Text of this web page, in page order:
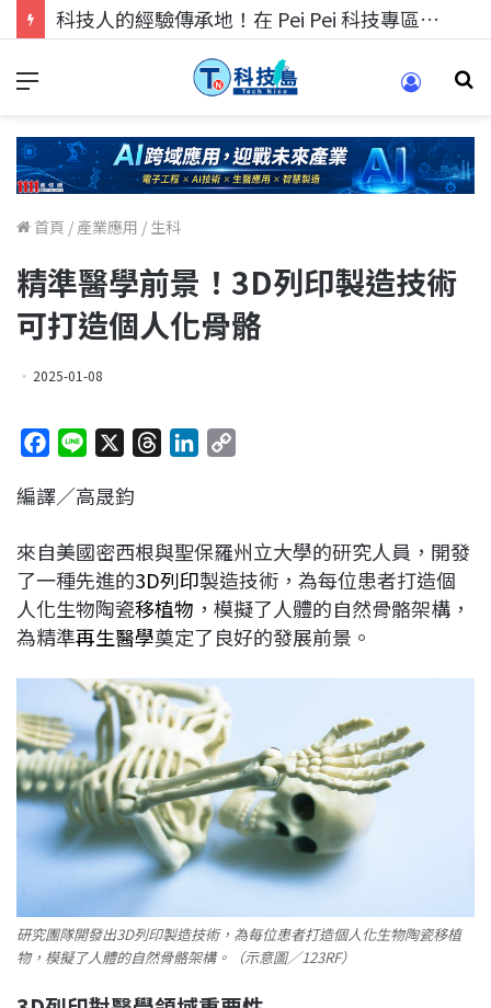
科技人找工作，就到TECH+ 科技專區!
首頁 / 產業應用 / 生科
精準醫學前景！3D列印製造技術
可打造個人化骨骼
2025-01-08
c
b
o
o
k
n
a
d
s
e
d
I
n
L
i
n
k
編譯／高晟鈞
來自美國密西根與聖保羅州立大學的研究人員，開發
了一種先進的3D列印製造技術，為每位患者打造個
人化生物陶瓷移植物 ，模擬了人體的自然骨骼架構，
為精準再生醫學奠定了良好的發展前景。
研究團隊開發出3D列印製造技術，為每位患者打造個人化生物陶瓷移植
物，模擬了人體的自然骨骼架構。（示意圖／123RF）